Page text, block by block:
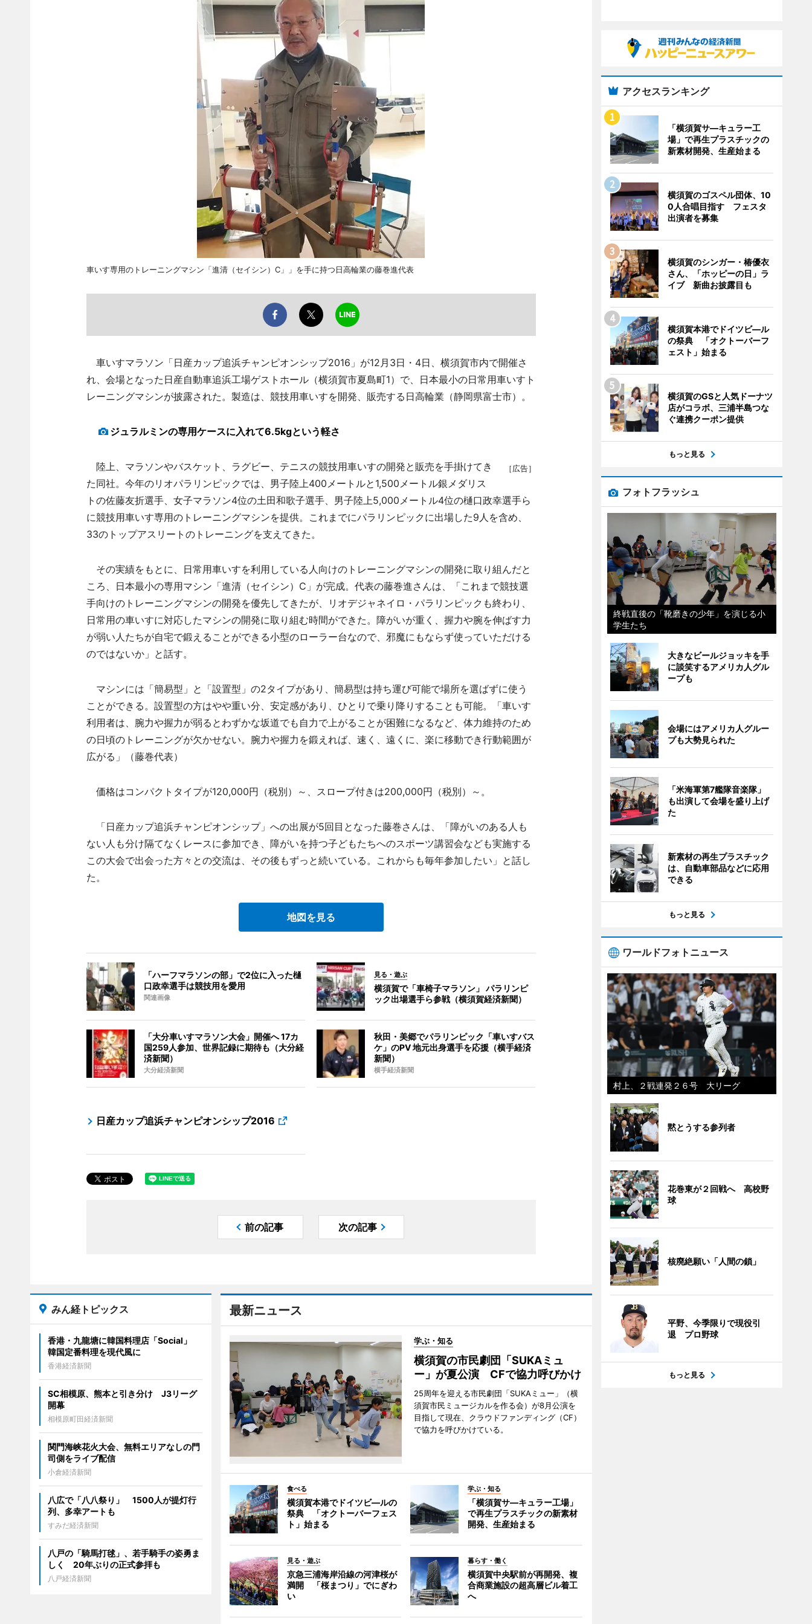
車いす専用のトレーニングマシン「進清（セイシン）C」」を手に持つ日高輪業の藤巻進代表
車いすマラソン「日産カップ追浜チャンピオンシップ2016」が12月3日・4日、横須賀市内で開催さ
れ、会場となった日産自動車追浜工場ゲストホール（横須賀市夏島町1）で、日本最小の日常用車いすト
レーニングマシンが披露された。製造は、競技用車いすを開発、販売する日高輪業（静岡県富士市）。
ジュラルミンの専用ケースに入れて6.5kgという軽さ
［広告］
陸上、マラソンやバスケット、ラグビー、テニスの競技用車いすの開発と販売を手掛けてき
た同社。今年のリオパラリンピックでは、男子陸上400メートルと1,500メートル銀メダリス
トの佐藤友折選手、女子マラソン4位の土田和歌子選手、男子陸上5,000メートル4位の樋口政幸選手ら
に競技用車いす専用のトレーニングマシンを提供。これまでにパラリンピックに出場した9人を含め、
33のトップアスリートのトレーニングを支えてきた。
その実績をもとに、日常用車いすを利用している人向けのトレーニングマシンの開発に取り組んだと
ころ、日本最小の専用マシン「進清（セイシン）C」が完成。代表の藤巻進さんは、「これまで競技選
手向けのトレーニングマシンの開発を優先してきたが、リオデジャネイロ・パラリンピックも終わり、
日常用の車いすに対応したマシンの開発に取り組む時間ができた。障がいが重く、握力や腕を伸ばす力
が弱い人たちが自宅で鍛えることができる小型のローラー台なので、邪魔にもならず使っていただける
のではないか」と話す。
マシンには「簡易型」と「設置型」の2タイプがあり、簡易型は持ち運び可能で場所を選ばずに使う
ことができる。設置型の方はやや重い分、安定感があり、ひとりで乗り降りすることも可能。「車いす
利用者は、腕力や握力が弱るとわずかな坂道でも自力で上がることが困難になるなど、体力維持のため
の日頃のトレーニングが欠かせない。腕力や握力を鍛えれば、速く、遠くに、楽に移動でき行動範囲が
広がる」（藤巻代表）
価格はコンパクトタイプが120,000円（税別）～、スロープ付きは200,000円（税別）～。
「日産カップ追浜チャンピオンシップ」への出展が5回目となった藤巻さんは、「障がいのある人も
ない人も分け隔てなくレースに参加でき、障がいを持つ子どもたちへのスポーツ講習会なども実施する
この大会で出会った方々との交流は、その後もずっと続いている。これからも毎年参加したい」と話し
た。
地図を見る
「ハーフマラソンの部」で2位に入った樋
口政幸選手は競技用を愛用
関連画像
見る・遊ぶ
横須賀で「車椅子マラソン」 パラリンピ
ック出場選手ら参戦（横須賀経済新聞）
「大分車いすマラソン大会」開催へ 17カ
国259人参加、世界記録に期待も（大分経
済新聞）
大分経済新聞
秋田・美郷でパラリンピック「車いすバス
ケ」のPV 地元出身選手を応援（横手経済
新聞）
横手経済新聞
日産カップ追浜チャンピオンシップ2016
前の記事 次の記事
最新ニュース
学ぶ・知る
横須賀の市民劇団「SUKAミュ
ー」が夏公演 CFで協力呼びかけ
25周年を迎える市民劇団「SUKAミュー」（横
須賀市民ミュージカルを作る会）が8月公演を
目指して現在、クラウドファンディング（CF）
で協力を呼びかけている。
食べる
横須賀本港でドイツビ―ルの
祭典 「オクトーバーフェス
ト」始まる
学ぶ・知る
「横須賀サ―キュラー工場」
で再生プラスチックの新素材
開発、生産始まる
見る・遊ぶ
京急三浦海岸沿線の河津桜が
満開 「桜まつり」でにぎわ
い
暮らす・働く
横須賀中央駅前が再開発、複
合商業施設の超高層ビル着工
へ
みん経トピックス
香港・九龍塘に韓国料理店「Social」
韓国定番料理を現代風に
香港経済新聞
SC相模原、熊本と引き分け J3リーグ
開幕
相模原町田経済新聞
関門海峡花火大会、無料エリアなしの門
司側をライブ配信
小倉経済新聞
八広で「八八祭り」 1500人が提灯行
列、多幸アートも
すみだ経済新聞
八戸の「騎馬打毬」、若手騎手の姿勇ま
しく 20年ぶりの正式参拝も
八戸経済新聞
アクセスランキング
「横須賀サ―キュラー工
場」で再生プラスチックの
新素材開発、生産始まる
横須賀のゴスペル団体、10
0人合唱目指す フェスタ
出演者を募集
横須賀のシンガー・椿優衣
さん、「ホッピーの日」ラ
イブ 新曲お披露目も
横須賀本港でドイツビ―ル
の祭典 「オクトーバーフ
ェスト」始まる
横須賀のGSと人気ドーナツ
店がコラボ、三浦半島つな
ぐ連携クーポン提供
もっと見る
フォトフラッシュ
終戦直後の「靴磨きの少年」を演じる小
学生たち
大きなビールジョッキを手
に談笑するアメリカ人グル
ープも
会場にはアメリカ人グルー
プも大勢見られた
「米海軍第7艦隊音楽隊」
も出演して会場を盛り上げ
た
新素材の再生プラスチック
は、自動車部品などに応用
できる
もっと見る
ワールドフォトニュース
村上、２戦連発２６号 大リーグ
黙とうする参列者
花巻東が２回戦へ 高校野
球
核廃絶願い「人間の鎖」
平野、今季限りで現役引
退 プロ野球
もっと見る